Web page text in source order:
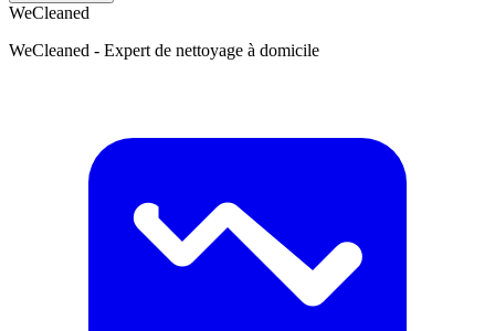
WeCleaned
WeCleaned - Expert de nettoyage à domicile